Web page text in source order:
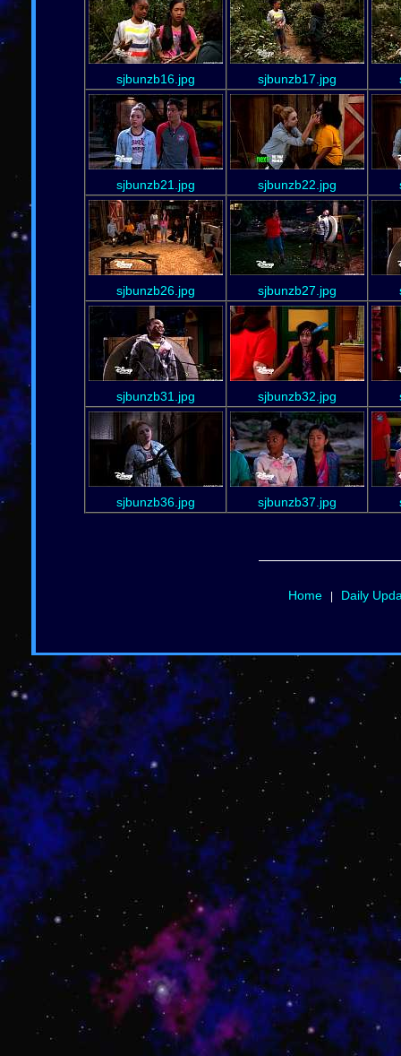
sjbunzb16.jpg sjbunzb17.jpg
sjbunzb21.jpg sjbunzb22.jpg
sjbunzb26.jpg sjbunzb27.jpg
sjbunzb31.jpg sjbunzb32.jpg
sjbunzb36.jpg sjbunzb37.jpg
Home| Daily